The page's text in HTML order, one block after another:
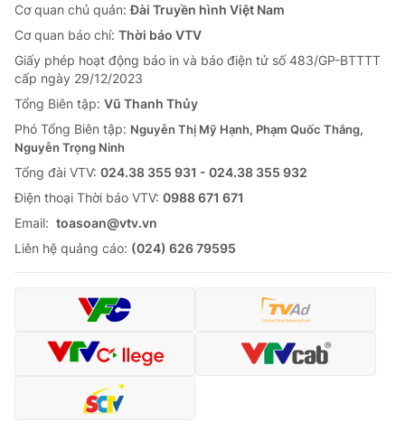
Cơ quan chủ quản:Đài Truyền hình Việt Nam
Cơ quan báo chí: Thời báo VTV
Giấy phép hoạt động báo in và báo điện tử số 483/GP-BTTTT
cấp ngày 29/12/2023
Tổng Biên tập: Vũ Thanh Thủy
Phó Tổng Biên tập: Nguyễn Thị Mỹ Hạnh, Phạm Quốc Thắng,
Nguyễn Trọng Ninh
Tổng đài VTV: 024.38 355 931 - 024.38 355 932
Ðiện thoại Thời báo VTV: 0988 671 671
Email: toasoan@vtv.vn
Liên hệ quảng cáo: (024) 626 79595